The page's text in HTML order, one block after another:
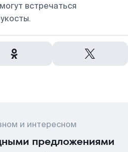
встречаться
и интересном
предложениями